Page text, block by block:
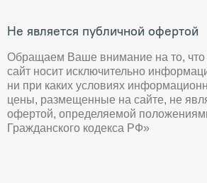
Не является публичной офертой
Обращаем Ваше внимание на то, что
сайт носит исключительно
ни при каких условиях
цены, размещенные на сайте, не
офертой, определяемой
Гражданского кодекса РФ»